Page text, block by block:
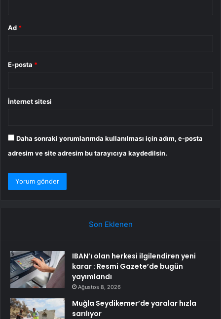
Ad *
E-posta *
İnternet sitesi
Daha sonraki yorumlarımda kullanılması için adım, e-posta
adresim ve site adresim bu tarayıcıya kaydedilsin.
Son Eklenen
IBAN’ı olan herkesi ilgilendiren yeni
karar : Resmi Gazete’de bugün
yayımlandı
Ağustos 8, 2026
Muğla Seydikemer’de yaralar hızla
sarılıyor